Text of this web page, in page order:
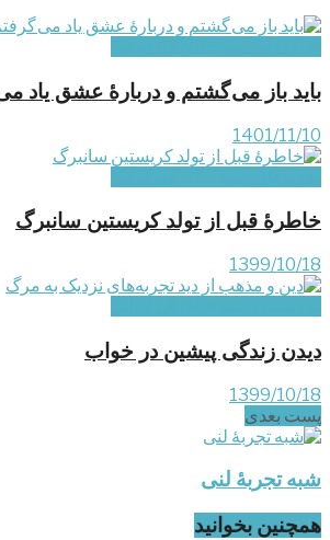
باید باز می گشتم و دربارۀ عشق یاد
1401/11/10
خاطرۀ قبل از تولد کریستین سانبرگ
1399/10/18
دیدن زندگی پیشین در خواب
1399/10/18
پست‌ بعدی
شبه تجربۀ لنی
همچنین بخوانید